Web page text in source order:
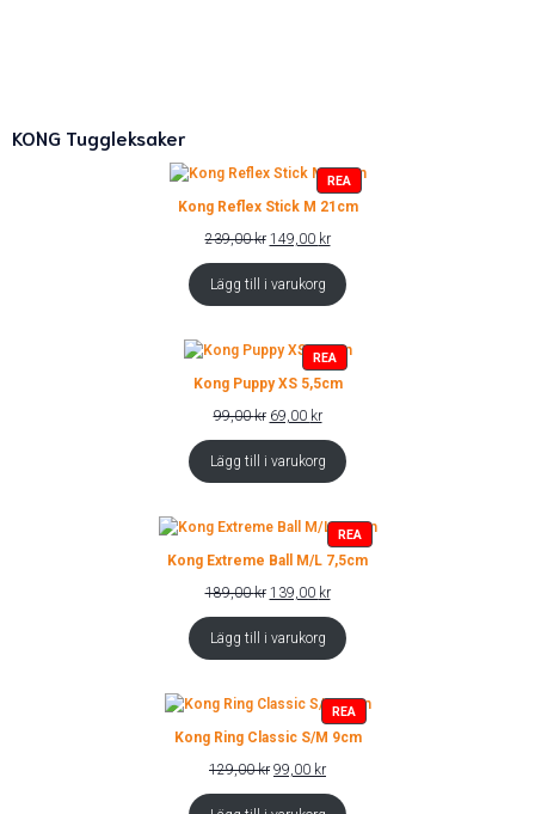
KONG Tuggleksaker
REAPRODUKTER
PÅ
REA
Kong Reflex Stick M 21cm
239,00kr Det
priset
149,00 krDet
priset
är:
Lägg till i varukorg
REAPRODUKTER
PÅ
REA
Kong Puppy XS 5,5cm
99,00kr Det
priset
69,00 krDet
priset
är:
Lägg till i varukorg
REAPRODUKTER
PÅ
REA
Kong Extreme Ball M/L 7,5cm
189,00kr Det
priset
139,00 krDet
priset
är:
Lägg till i varukorg
REAPRODUKTER
PÅ
REA
Kong Ring Classic S/M 9cm
129,00kr Det
priset
99,00 krDet
priset